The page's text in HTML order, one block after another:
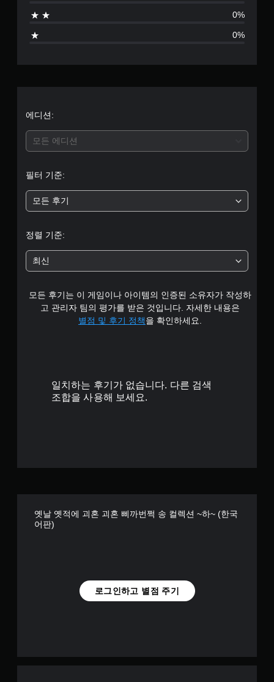
0%
0%
에디션:
모든 에디션
필터 기준:
모든 후기
정렬 기준:
최신
모든 후기는 이 게임이나 아이템의 인증된 소유자가 작성하
고 관리자 팀의 평가를 받은 것입니다. 자세한 내용은
별점 및 후기 정책을 확인하세요.
일치하는 후기가 없습니다. 다른 검색
조합을 사용해 보세요.
옛날 옛적에 괴혼 괴혼 삐까번쩍 송 컬렉션 ~하~ (한국
어판)
로그인하고 별점 주기